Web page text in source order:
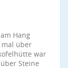
Hang
über
war
Steine